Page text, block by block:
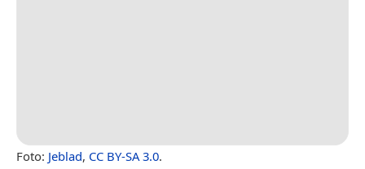
Foto: Jeblad, CC BY-SA 3.0.